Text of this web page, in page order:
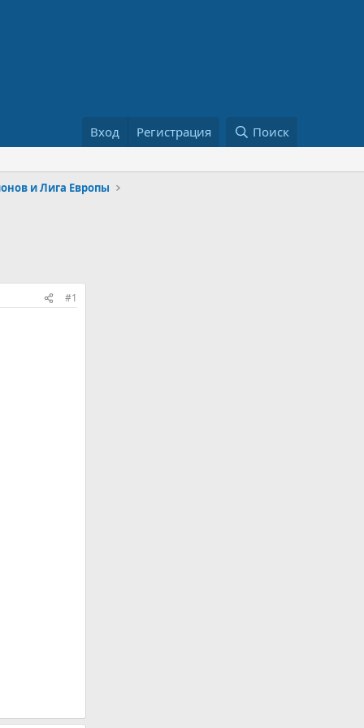
Вход Регистрация Поиск
и Лига Европы
#1